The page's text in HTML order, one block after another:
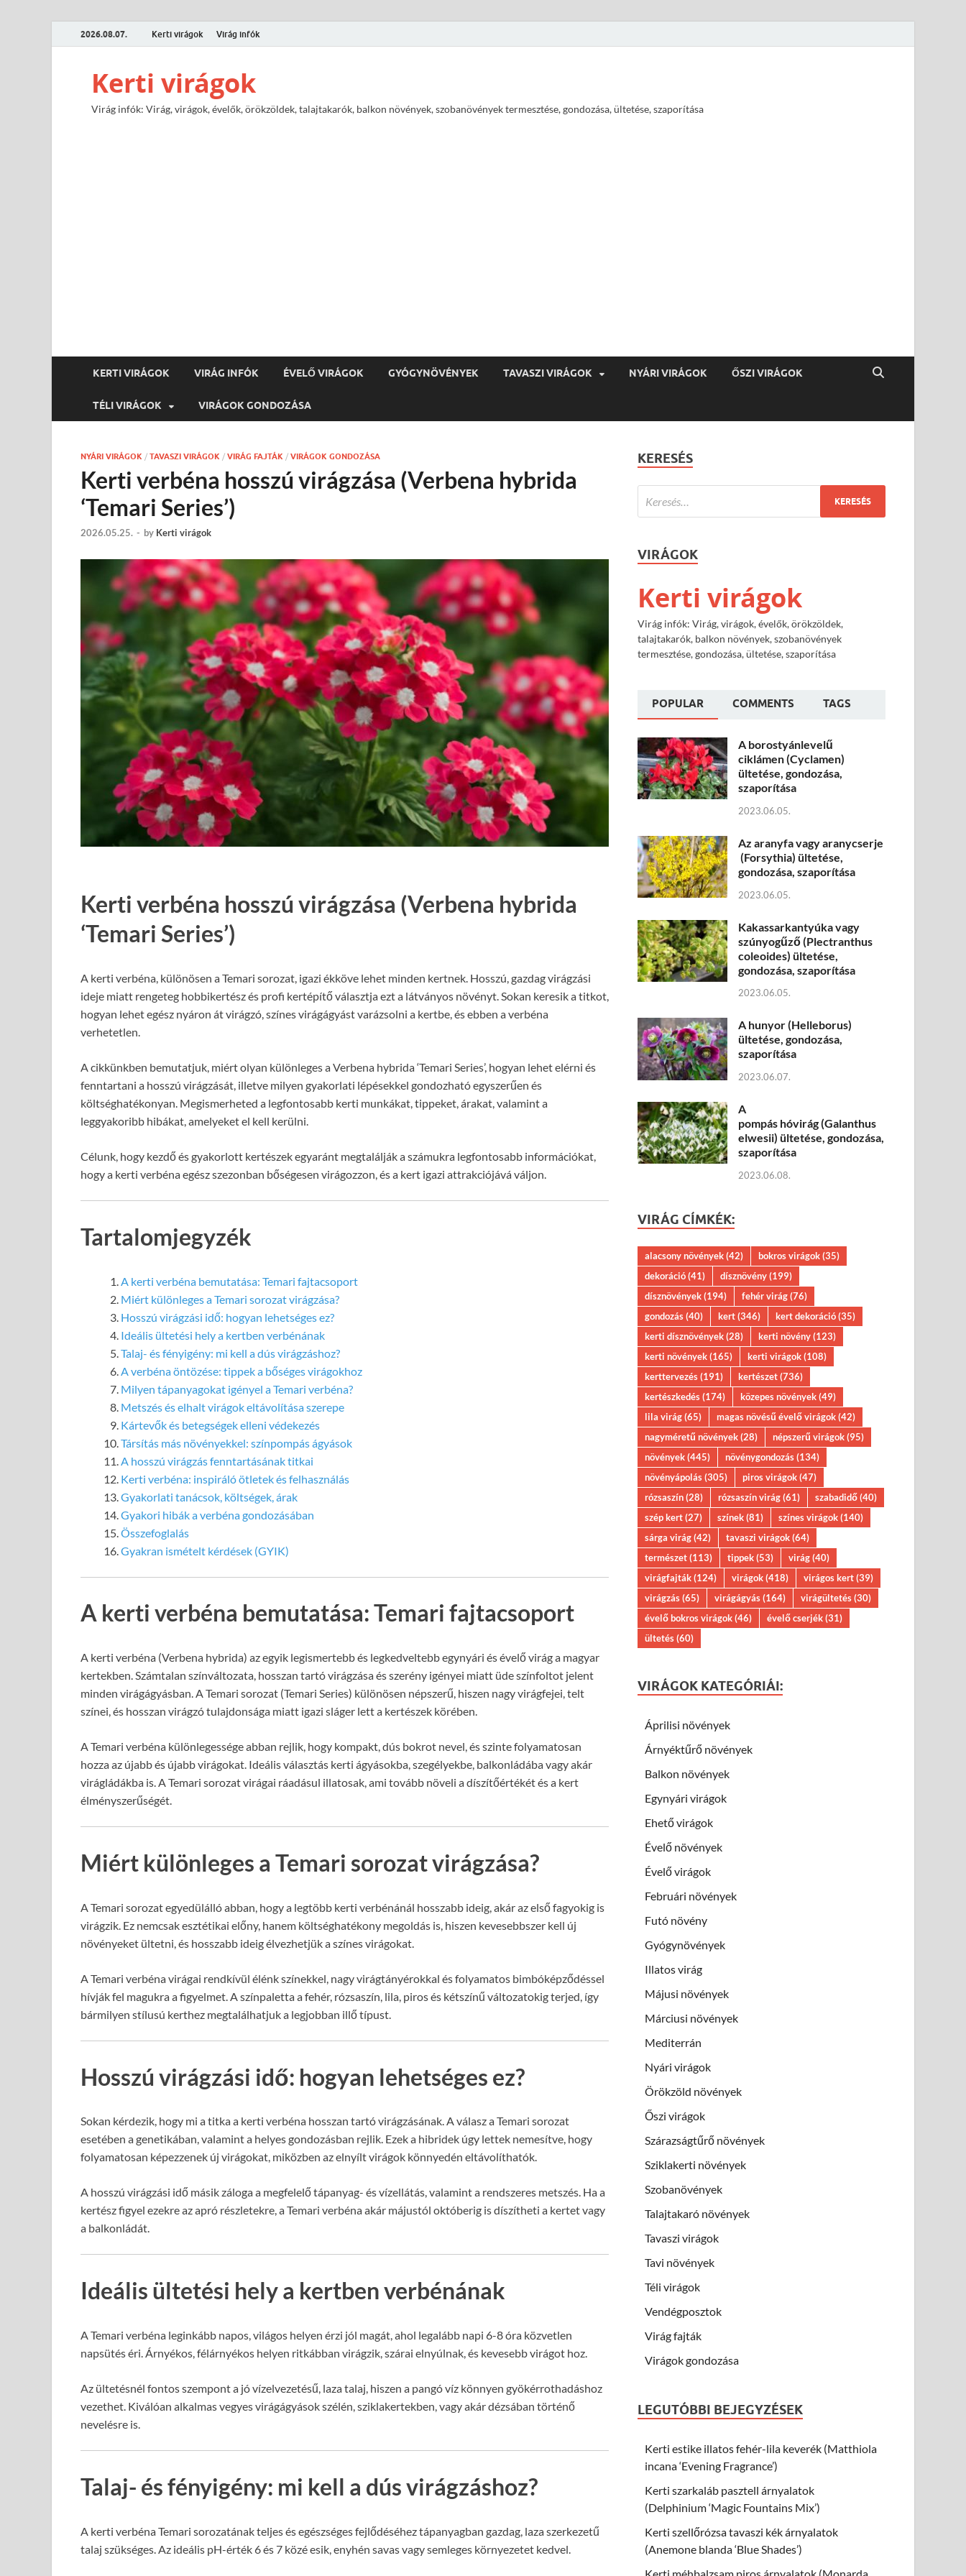
2026.08.07. Kerti virágok Virág infók
Kerti virágok
Virág infók: Virág, virágok, évelők, örökzöldek, talajtakarók, balkon növények, szobanövények termesztése, gondozása, ültetése, szaporítása
KERTI VIRÁGOK VIRÁG INFÓK ÉVELŐ VIRÁGOK GYÓGYNÖVÉNYEK TAVASZI VIRÁGOK NYÁRI VIRÁGOK ŐSZI VIRÁGOK
TÉLI VIRÁGOK VIRÁGOK GONDOZÁSA
NYÁRI VIRÁGOK / TAVASZI VIRÁGOK / VIRÁG FAJTÁK / VIRÁGOK GONDOZÁSA
Kerti verbéna hosszú virágzása (Verbena hybrida
‘Temari Series’)
2026.05.25. - by Kerti virágok
Kerti verbéna hosszú virágzása (Verbena hybrida
‘Temari Series’)
A kerti verbéna, különösen a Temari sorozat, igazi ékköve lehet minden kertnek. Hosszú, gazdag virágzási
ideje miatt rengeteg hobbikertész és profi kertépítő választja ezt a látványos növényt. Sokan keresik a titkot,
hogyan lehet egész nyáron át virágzó, színes virágágyást varázsolni a kertbe, és ebben a verbéna
verhetetlen.
A cikkünkben bemutatjuk, miért olyan különleges a Verbena hybrida ‘Temari Series’, hogyan lehet elérni és
fenntartani a hosszú virágzását, illetve milyen gyakorlati lépésekkel gondozható egyszerűen és
költséghatékonyan. Megismerheted a legfontosabb kerti munkákat, tippeket, árakat, valamint a
leggyakoribb hibákat, amelyeket el kell kerülni.
Célunk, hogy kezdő és gyakorlott kertészek egyaránt megtalálják a számukra legfontosabb információkat,
hogy a kerti verbéna egész szezonban bőségesen virágozzon, és a kert igazi attrakciójává váljon.
Tartalomjegyzék
A kerti verbéna bemutatása: Temari fajtacsoport
Miért különleges a Temari sorozat virágzása?
Hosszú virágzási idő: hogyan lehetséges ez?
Ideális ültetési hely a kertben verbénának
Talaj- és fényigény: mi kell a dús virágzáshoz?
A verbéna öntözése: tippek a bőséges virágokhoz
Milyen tápanyagokat igényel a Temari verbéna?
Metszés és elhalt virágok eltávolítása szerepe
Kártevők és betegségek elleni védekezés
Társítás más növényekkel: színpompás ágyások
A hosszú virágzás fenntartásának titkai
Kerti verbéna: inspiráló ötletek és felhasználás
Gyakorlati tanácsok, költségek, árak
Gyakori hibák a verbéna gondozásában
Összefoglalás
Gyakran ismételt kérdések (GYIK)
A kerti verbéna bemutatása: Temari fajtacsoport
A kerti verbéna (Verbena hybrida) az egyik legismertebb és legkedveltebb egynyári és évelő virág a magyar
kertekben. Számtalan színváltozata, hosszan tartó virágzása és szerény igényei miatt üde színfoltot jelent
minden virágágyásban. A Temari sorozat (Temari Series) különösen népszerű, hiszen nagy virágfejei, telt
színei, és hosszan virágzó tulajdonsága miatt igazi sláger lett a kertészek körében.
A Temari verbéna különlegessége abban rejlik, hogy kompakt, dús bokrot nevel, és szinte folyamatosan
hozza az újabb és újabb virágokat. Ideális választás kerti ágyásokba, szegélyekbe, balkonládába vagy akár
virágládákba is. A Temari sorozat virágai ráadásul illatosak, ami tovább növeli a díszítőértékét és a kert
élményszerűségét.
Miért különleges a Temari sorozat virágzása?
A Temari sorozat egyedülálló abban, hogy a legtöbb kerti verbénánál hosszabb ideig, akár az első fagyokig is
virágzik. Ez nemcsak esztétikai előny, hanem költséghatékony megoldás is, hiszen kevesebbszer kell új
növényeket ültetni, és hosszabb ideig élvezhetjük a színes virágokat.
A Temari verbéna virágai rendkívül élénk színekkel, nagy virágtányérokkal és folyamatos bimbóképződéssel
hívják fel magukra a figyelmet. A színpaletta a fehér, rózsaszín, lila, piros és kétszínű változatokig terjed, így
bármilyen stílusú kerthez megtalálhatjuk a legjobban illő típust.
Hosszú virágzási idő: hogyan lehetséges ez?
Sokan kérdezik, hogy mi a titka a kerti verbéna hosszan tartó virágzásának. A válasz a Temari sorozat
esetében a genetikában, valamint a helyes gondozásban rejlik. Ezek a hibridek úgy lettek nemesítve, hogy
folyamatosan képezzenek új virágokat, miközben az elnyílt virágok könnyedén eltávolíthatók.
A hosszú virágzási idő másik záloga a megfelelő tápanyag- és vízellátás, valamint a rendszeres metszés. Ha a
kertész figyel ezekre az apró részletekre, a Temari verbéna akár májustól októberig is díszítheti a kertet vagy
a balkonládát.
Ideális ültetési hely a kertben verbénának
A Temari verbéna leginkább napos, világos helyen érzi jól magát, ahol legalább napi 6-8 óra közvetlen
napsütés éri. Árnyékos, félárnyékos helyen ritkábban virágzik, szárai elnyúlnak, és kevesebb virágot hoz.
Az ültetésnél fontos szempont a jó vízelvezetésű, laza talaj, hiszen a pangó víz könnyen gyökérrothadáshoz
vezethet. Kiválóan alkalmas vegyes virágágyások szélén, sziklakertekben, vagy akár dézsában történő
nevelésre is.
Talaj- és fényigény: mi kell a dús virágzáshoz?
A kerti verbéna Temari sorozatának teljes és egészséges fejlődéséhez tápanyagban gazdag, laza szerkezetű
talaj szükséges. Az ideális pH-érték 6 és 7 közé esik, enyhén savas vagy semleges környezetet kedvel.
KERESÉS
VIRÁGOK
Kerti virágok
Virág infók: Virág, virágok, évelők, örökzöldek,
talajtakarók, balkon növények, szobanövények
termesztése, gondozása, ültetése, szaporítása
POPULAR COMMENTS TAGS
A borostyánlevelű
ciklámen (Cyclamen)
ültetése, gondozása,
szaporítása
2023.06.05.
Az aranyfa vagy aranycserje
(Forsythia) ültetése,
gondozása, szaporítása
2023.06.05.
Kakassarkantyúka vagy
szúnyogűző (Plectranthus
coleoides) ültetése,
gondozása, szaporítása
2023.06.05.
A hunyor (Helleborus)
ültetése, gondozása,
szaporítása
2023.06.07.
A
pompás hóvirág (Galanthus
elwesii) ültetése, gondozása,
szaporítása
2023.06.08.
VIRÁG CÍMKÉK:
alacsony növények(42) bokros virágok(35)
dekoráció(41) dísznövény(199)
dísznövények(194) fehér virág(76)
gondozás(40) kert(346) kert dekoráció(35)
kerti dísznövények(28) kerti növény(123)
kerti növények(165) kerti virágok(108)
kerttervezés(191) kertészet(736)
kertészkedés(174) közepes növények(49)
lila virág(65) magas növésű évelő virágok(42)
nagyméretű növények(28) népszerű virágok(95)
növények(445) növénygondozás(134)
növényápolás(305) piros virágok(47)
rózsaszín(28) rózsaszín virág(61) szabadidő(40)
szép kert(27) színek(81) színes virágok(140)
sárga virág(42) tavaszi virágok(64)
természet(113) tippek(53) virág(40)
virágfajták(124) virágok(418) virágos kert(39)
virágzás(65) virágágyás(164) virágültetés(30)
évelő bokros virágok(46) évelő cserjék(31)
ültetés(60)
VIRÁGOK KATEGÓRIÁI:
Áprilisi növények
Árnyéktűrő növények
Balkon növények
Egynyári virágok
Ehető virágok
Évelő növények
Évelő virágok
Februári növények
Futó növény
Gyógynövények
Illatos virág
Májusi növények
Márciusi növények
Mediterrán
Nyári virágok
Örökzöld növények
Őszi virágok
Szárazságtűrő növények
Sziklakerti növények
Szobanövények
Talajtakaró növények
Tavaszi virágok
Tavi növények
Téli virágok
Vendégposztok
Virág fajták
Virágok gondozása
LEGUTÓBBI BEJEGYZÉSEK
Kerti estike illatos fehér-lila keverék (Matthiola
incana ‘Evening Fragrance’)
Kerti szarkaláb pasztell árnyalatok
(Delphinium ‘Magic Fountains Mix’)
Kerti szellőrózsa tavaszi kék árnyalatok
(Anemone blanda ‘Blue Shades’)